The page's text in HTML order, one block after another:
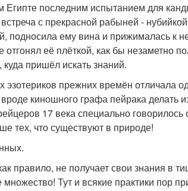
последним испытанием для
с прекрасной рабыней -
подносила ему вина и прижималась к
отгонял её плёткой, как бы незаметно
пришёл искать знаний.
эзотериков прежних времён отличала
киношного графа пейрака делать
17 века специально
тех, что существуют в природе!
правило, не получает свои знания в
множество! Тут и всякие практики пор